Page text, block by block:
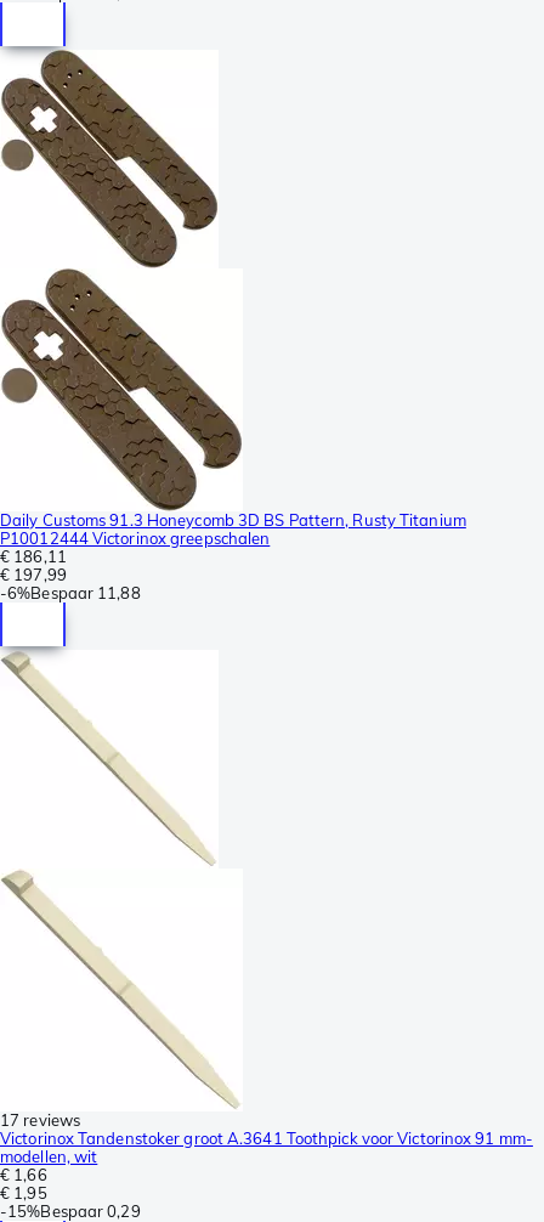
Daily Customs 91.3 Honeycomb 3D BS Pattern, Rusty Titanium
P10012444 Victorinox greepschalen
€ 186,11
€ 197,99
-6%Bespaar 11,88
17 reviews
Victorinox Tandenstoker groot A.3641 Toothpick voor Victorinox 91 mm-
modellen, wit
€ 1,66
€ 1,95
-15%Bespaar 0,29